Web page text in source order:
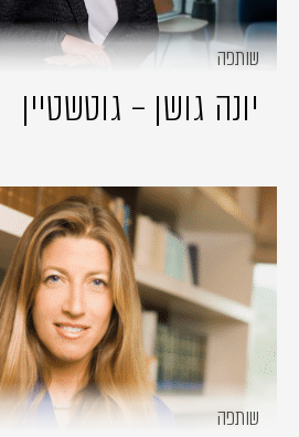
שותפה
יונה גושן – גוטשטיין
שותפה